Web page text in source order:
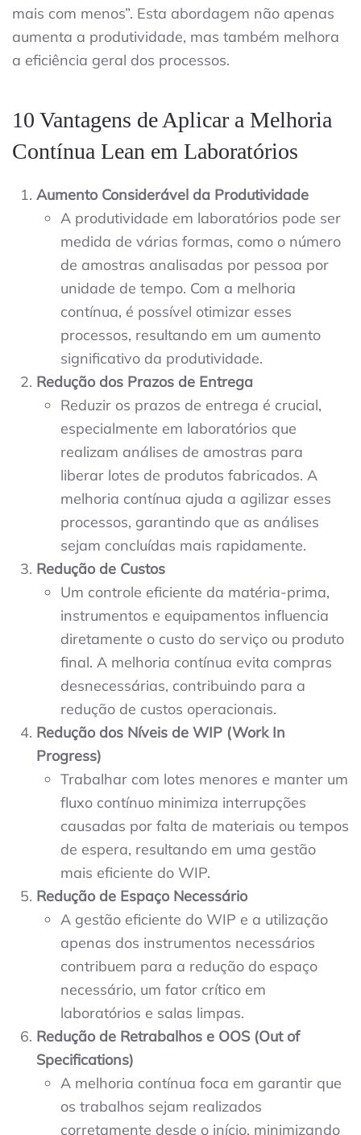
mais com menos”. Esta abordagem não apenas
aumenta a produtividade, mas também melhora
a eficiência geral dos processos.
10 Vantagens de Aplicar a Melhoria
Contínua Lean em Laboratórios
Aumento Considerável da Produtividade
A produtividade em laboratórios pode ser
medida de várias formas, como o número
de amostras analisadas por pessoa por
unidade de tempo. Com a melhoria
contínua, é possível otimizar esses
processos, resultando em um aumento
significativo da produtividade.
Redução dos Prazos de Entrega
Reduzir os prazos de entrega é crucial,
especialmente em laboratórios que
realizam análises de amostras para
liberar lotes de produtos fabricados. A
melhoria contínua ajuda a agilizar esses
processos, garantindo que as análises
sejam concluídas mais rapidamente.
Redução de Custos
Um controle eficiente da matéria-prima,
instrumentos e equipamentos influencia
diretamente o custo do serviço ou produto
final. A melhoria contínua evita compras
desnecessárias, contribuindo para a
redução de custos operacionais.
Redução dos Níveis de WIP (Work In
Progress)
Trabalhar com lotes menores e manter um
fluxo contínuo minimiza interrupções
causadas por falta de materiais ou tempos
de espera, resultando em uma gestão
mais eficiente do WIP.
Redução de Espaço Necessário
A gestão eficiente do WIP e a utilização
apenas dos instrumentos necessários
contribuem para a redução do espaço
necessário, um fator crítico em
laboratórios e salas limpas.
Redução de Retrabalhos e OOS (Out of
Specifications)
A melhoria contínua foca em garantir que
os trabalhos sejam realizados
corretamente desde o início, minimizando